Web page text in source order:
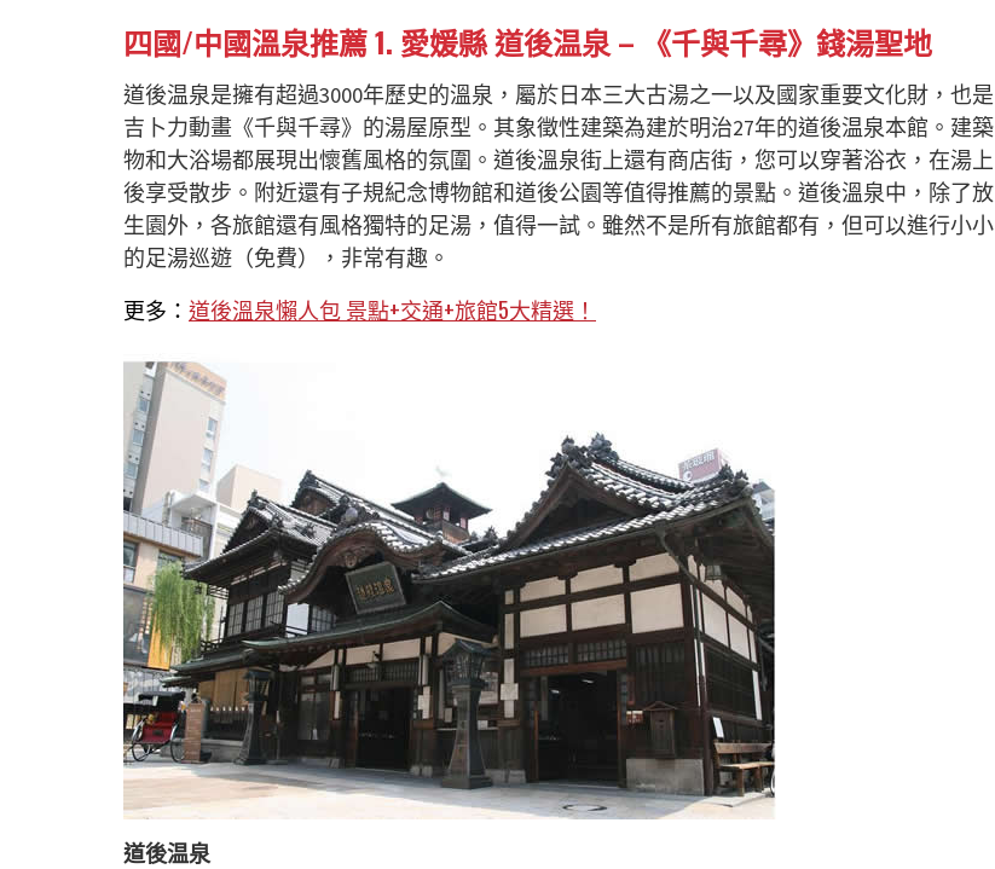
四國/中國溫泉推薦 1. 愛媛縣 道後温泉 – 《千與千尋》錢湯聖地
道後温泉是擁有超過3000年歷史的溫泉，屬於日本三大古湯之一以及國家重要文化財，也是
吉卜力動畫《千與千尋》的湯屋原型。其象徵性建築為建於明治27年的道後温泉本館。建築
物和大浴場都展現出懷舊風格的氛圍。道後溫泉街上還有商店街，您可以穿著浴衣，在湯上
後享受散步。附近還有子規紀念博物館和道後公園等值得推薦的景點。道後溫泉中，除了放
生園外，各旅館還有風格獨特的足湯，值得一試。雖然不是所有旅館都有，但可以進行小小
的足湯巡遊（免費），非常有趣。
更多： 道後溫泉懶人包 景點+交通+旅館5大精選！
道後温泉